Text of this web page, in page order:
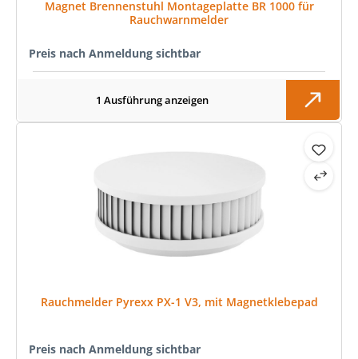
Magnet Brennenstuhl Montageplatte BR 1000 für
Rauchwarnmelder
Preis nach Anmeldung sichtbar
1 Ausführung anzeigen
Rauchmelder Pyrexx PX-1 V3, mit Magnetklebepad
Preis nach Anmeldung sichtbar